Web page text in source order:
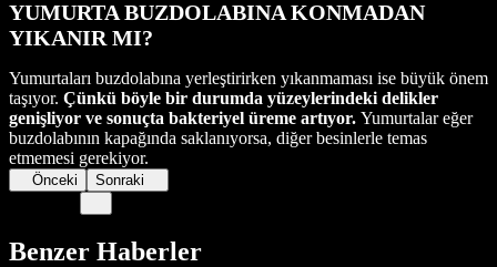
YUMURTA BUZDOLABINA KONMADAN
YIKANIR MI?
Yumurtaları buzdolabına yerleştirirken yıkanmaması ise büyük önem
taşıyor. Çünkü böyle bir durumda yüzeylerindeki delikler
genişliyor ve sonuçta bakteriyel üreme artıyor. Yumurtalar eğer
buzdolabının kapağında saklanıyorsa, diğer besinlerle temas
etmemesi gerekiyor.
Önceki Sonraki
Benzer Haberler